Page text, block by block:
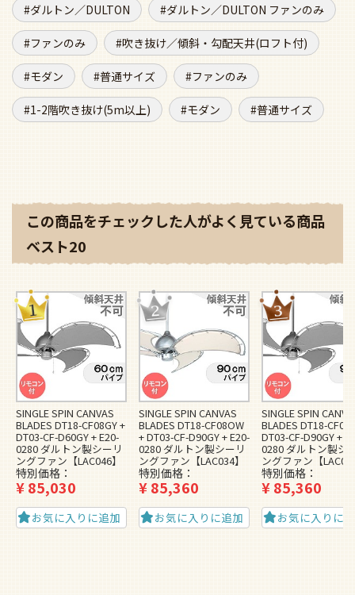
ダルトン／DULTON ダルトン／DULTON ファンのみ
ファンのみ 吹き抜け／傾斜・勾配天井(ロフト付)
モダン 普通サイズ ファンのみ
1-2階吹き抜け(5m以上) モダン 普通サイズ
この商品をチェックした人がよく見ている商品
ベスト20
SINGLE SPIN CANVAS
BLADES DT18-CF08GY +
DT03-CF-D60GY + E20-
0280 ダルトン製シーリ
ングファン【LAC046】
特別価格
¥85,030
お気に入りに追加
SINGLE SPIN CANVAS
BLADES DT18-CF08OW
+ DT03-CF-D90GY + E20-
0280 ダルトン製シーリ
ングファン【LAC034】
特別価格
¥85,360
お気に入りに追加
SINGLE SPIN
BLADES DT18-
DT03-CF-D90GY +
0280 ダルトン製シ
ングファン【
特別価格
¥85,360
お気に入りに